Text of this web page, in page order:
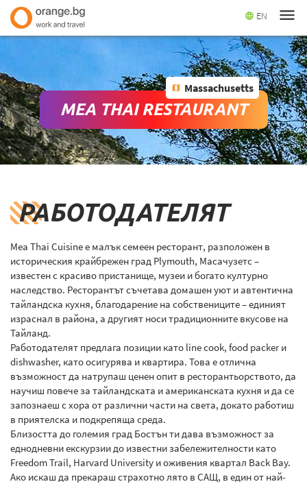
language EN menu
map Massachusetts
MEA THAI RESTAURANT
РАБОТОДАТЕЛЯТ
Mea Thai Cuisine е малък семеен ресторант, разположен в
историческия крайбрежен град Plymouth, Масачузетс –
известен с красиво пристанище, музеи и богато културно
наследство. Ресторантът съчетава домашен уют и автентична
тайландска кухня, благодарение на собствениците – единият
израснал в района, а другият носи традиционните вкусове на
Тайланд.
Работодателят предлага позиции като line cook, food packer и
dishwasher, като осигурява и квартира. Това е отлична
възможност да натрупаш ценен опит в ресторантьорството, да
научиш повече за тайландската и американската кухня и да се
запознаеш с хора от различни части на света, докато работиш
в приятелска и подкрепяща среда.
Близостта до големия град Бостън ти дава възможност за
еднодневни екскурзии до известни забележителности като
Freedom Trail, Harvard University и оживения квартал Back Bay.
Ако искаш да прекараш страхотно лято в САЩ, в един от най-